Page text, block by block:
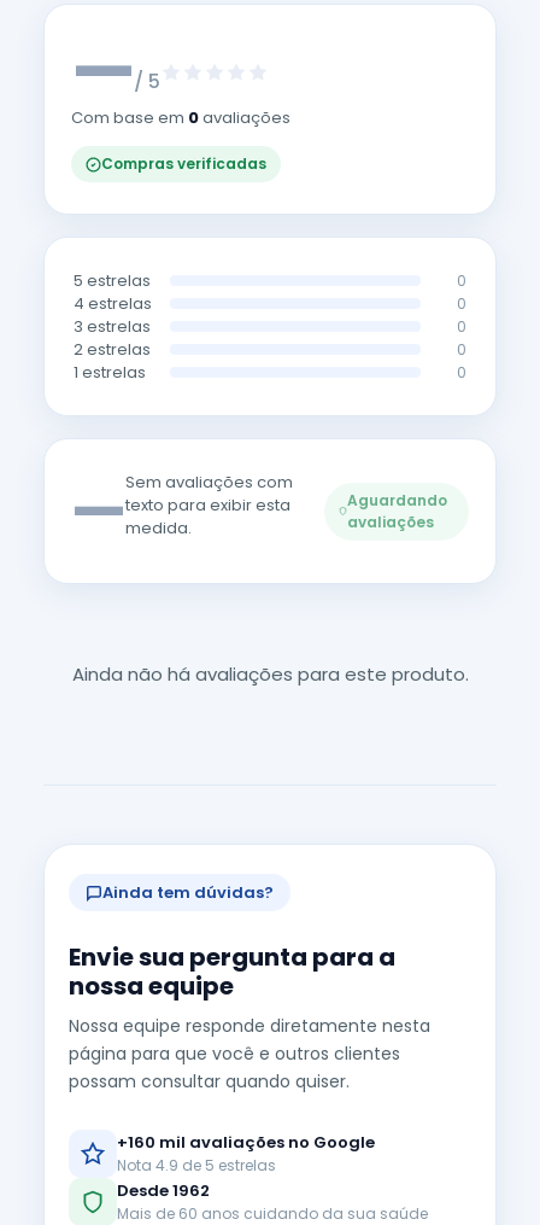
—/ 5
Com base em 0avaliações
Compras verificadas
5 estrelas 0
4 estrelas 0
3 estrelas 0
2 estrelas 0
1 estrelas 0
—Sem avaliações com
texto para exibir esta
medida.
Aguardando
avaliações
Ainda não há avaliações para este produto.
Ainda tem dúvidas?
Envie sua pergunta para a
nossa equipe
Nossa equipe responde diretamente nesta
página para que você e outros clientes
possam consultar quando quiser.
+160 mil avaliações no Google
Nota 4.9 de 5 estrelas
Desde 1962
Mais de 60 anos cuidando da sua saúde